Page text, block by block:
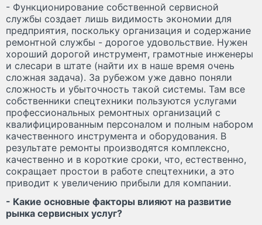
- Функционирование собственной сервисной
службы создает лишь видимость экономии для
предприятия, поскольку организация и содержание
ремонтной службы - дорогое удовольствие. Нужен
хороший дорогой инструмент, грамотные инженеры
и слесари в штате (найти их в наше время очень
сложная задача). За рубежом уже давно поняли
сложность и убыточность такой системы. Там все
собственники спецтехники пользуются услугами
профессиональных ремонтных организаций с
квалифицированным персоналом и полным набором
качественного инструмента и оборудования. В
результате ремонты производятся комплексно,
качественно и в короткие сроки, что, естественно,
сокращает простои в работе спецтехники, а это
приводит к увеличению прибыли для компании.
- Какие основные факторы влияют на развитие
рынка сервисных услуг?